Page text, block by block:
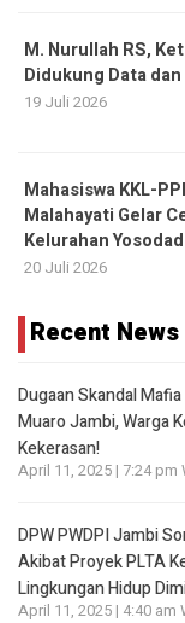
M. Nurullah RS,
Didukung Data
19 Juli 2026
Mahasiswa KKL-
Malahayati Gelar
Kelurahan
20 Juli 2026
Recent News
Dugaan Skandal
Muaro Jambi, Warga
Kekerasan!
April 11, 2025 | 7:24 pm
DPW PWDPI Jambi
Akibat Proyek PLTA
Lingkungan Hidup
April 11, 2025 | 4:40 am